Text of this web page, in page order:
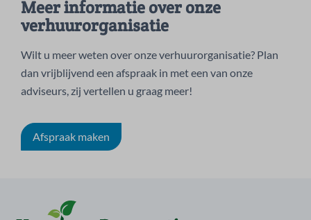
Meer informatie over onze
verhuurorganisatie
Wilt u meer weten over onze verhuurorganisatie? Plan
dan vrijblijvend een afspraak in met een van onze
adviseurs, zij vertellen u graag meer!
Afspraak maken